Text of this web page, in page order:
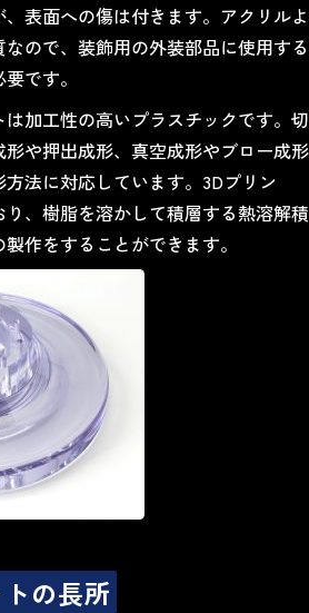
表面への傷は付きます。アクリルよ
ので、装飾用の外装部品に使用する
です。
加工性の高いプラスチックです。切
や押出成形、真空成形やブロー成形
法に対応しています。3Dプリン
、樹脂を溶かして積層する熱溶解積
作をすることができます。
の長所